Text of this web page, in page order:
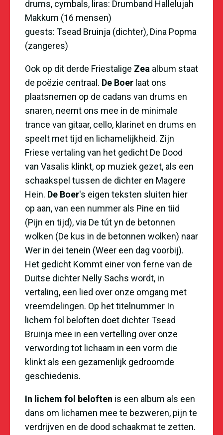
drums, cymbals, liras: Drumband Hallelujah
Makkum (16 mensen)
guests: Tsead Bruinja (dichter), Dina Popma
(zangeres)
Ook op dit derde Friestalige Zea album staat
de poëzie centraal. De Boer laat ons
plaatsnemen op de cadans van drums en
snaren, neemt ons mee in de minimale
trance van gitaar, cello, klarinet en drums en
speelt met tijd en lichamelijkheid. Zijn
Friese vertaling van het gedicht De Dood
van Vasalis klinkt, op muziek gezet, als een
schaakspel tussen de dichter en Magere
Hein. De Boer's eigen teksten sluiten hier
op aan, van een nummer als Pine en tiid
(Pijn en tijd), via De tút yn de betonnen
wolken (De kus in de betonnen wolken) naar
Wer in dei tenein (Weer een dag voorbij).
Het gedicht Kommt einer von ferne van de
Duitse dichter Nelly Sachs wordt, in
vertaling, een lied over onze omgang met
vreemdelingen. Op het titelnummer In
lichem fol beloften doet dichter Tsead
Bruinja mee in een vertelling over onze
verwording tot lichaam in een vorm die
klinkt als een gezamenlijk gedroomde
geschiedenis.
In lichem fol beloften is een album als een
dans om lichamen mee te bezweren, pijn te
verdrijven en de dood schaakmat te zetten.